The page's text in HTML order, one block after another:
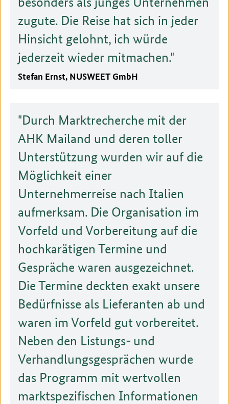
zugute. Die Reise hat sich in jeder
Hinsicht gelohnt, ich würde
jederzeit wieder mitmachen.
Stefan Ernst, NUSWEET GmbH
Durch Marktrecherche mit der
AHK Mailand und deren toller
Unterstützung wurden wir auf die
Möglichkeit einer
Unternehmerreise nach Italien
aufmerksam. Die Organisation im
Vorfeld und Vorbereitung auf die
hochkarätigen Termine und
Gespräche waren ausgezeichnet.
Die Termine deckten exakt unsere
Bedürfnisse als Lieferanten ab und
waren im Vorfeld gut vorbereitet.
Neben den Listungs- und
Verhandlungsgesprächen wurde
das Programm mit wertvollen
marktspezifischen Informationen